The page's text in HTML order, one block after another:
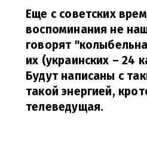
Еще с советских
воспоминания не
говорят
их (украинских – 24
Будут написаны с
такой энергией,
телеведущая.